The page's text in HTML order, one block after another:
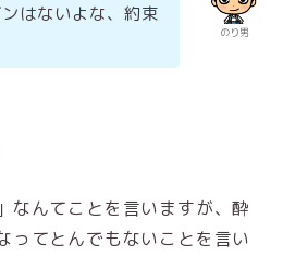
のり男
はないよな、約束
なんてことを言いますが、酔
ってとんでもないことを言い